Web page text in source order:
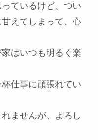
ているけど、つい
えてしまって、心
はいつも明るく楽
仕事に頑張れてい
ませんが、よろし